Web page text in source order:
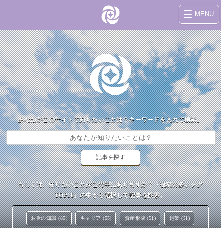
MENU
あなたがこのサイトで知りたいことは？キーワードを入れて検索。
もしくは、知りたいことがこの中にありますか？『投稿の多いタグ
TOP10』の中から選択して記事を検索。
お金の知識 (85) キャリア (55) 資産形成 (51) 起業 (51)